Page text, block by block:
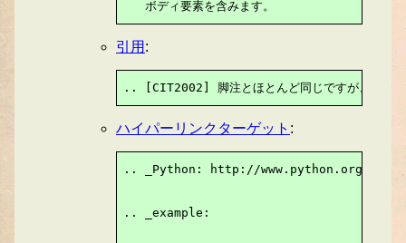
   ボディ要素を含みます。
引用 :
.. [CIT2002] 脚注とほとんど同じですが、ラベル
ハイパーリンクターゲット :
.. _Python: http://www.python.org
.. _example: